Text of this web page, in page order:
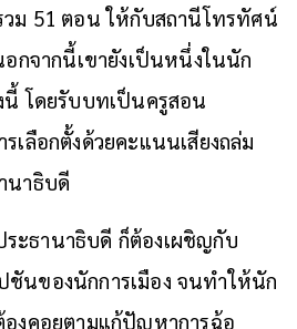
ม 51 ตอน ให้กับสถานีโทรทัศน์
กจากนี้เขายังเป็นหนึ่งในนัก
นี้ โดยรับบทเป็นครูสอน
เลือกตั้งด้วยคะแนนเสียงถล่ม
นาธิบดี
ะธานาธิบดี ก็ต้องเผชิญกับ
นของนักการเมือง จนทำให้นัก
องคอยตามแก้ปัญหาการฉ้อ